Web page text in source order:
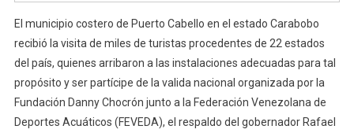
El municipio costero de Puerto Cabello en el estado Carabobo
recibió la visita de miles de turistas procedentes de 22 estados
del país, quienes arribaron a las instalaciones adecuadas para tal
propósito y ser partícipe de la valida nacional organizada por la
Fundación Danny Chocrón junto a la Federación Venezolana de
Deportes Acuáticos (FEVEDA), el respaldo del gobernador Rafael